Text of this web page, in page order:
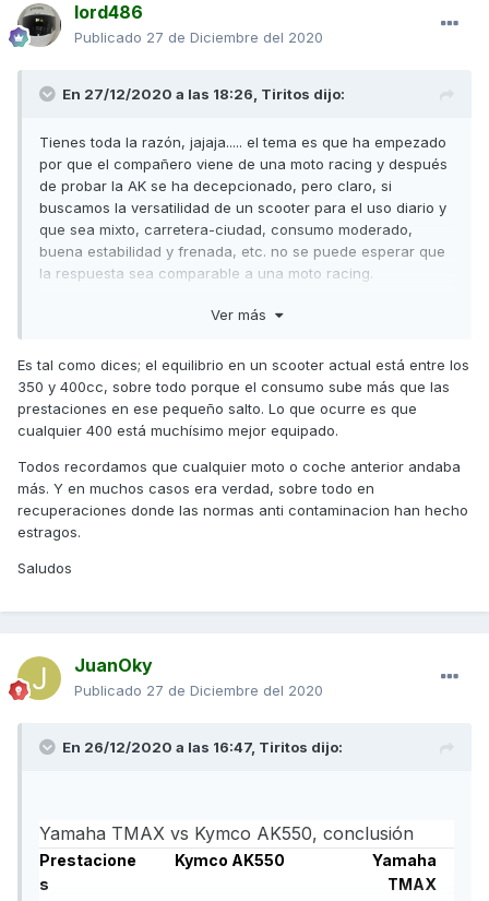
lord486
Publicado 27 de Diciembre del 2020
En 27/12/2020 a las 18:26, Tiritos dijo:
Tienes toda la razón, jajaja..... el tema es que ha empezado
por que el compañero viene de una moto racing y después
de probar la AK se ha decepcionado, pero claro, si
buscamos la versatilidad de un scooter para el uso diario y
que sea mixto, carretera-ciudad, consumo moderado,
buena estabilidad y frenada, etc. no se puede esperar que
la respuesta sea comparable a una moto racing.
Mi opinión es que la mejor relación calidad-precio está en
que define la respuesta de un scooter. y te puede
sorprender gratamente si vienes de un sector de cilindrada
inferior o de menos prestaciones motor, pero viniendo de
un sector superior en prestaciones no se puede esperar
más que lo que ha comentado el compañero.
Un saludo
Ver más
Es tal como dices; el equilibrio en un scooter actual está entre los
350 y 400cc, sobre todo porque el consumo sube más que las
prestaciones en ese pequeño salto. Lo que ocurre es que
cualquier 400 está muchísimo mejor equipado.
Todos recordamos que cualquier moto o coche anterior andaba
más. Y en muchos casos era verdad, sobre todo en
recuperaciones donde las normas anti contaminacion han hecho
estragos.
Saludos
JuanOky
Publicado 27 de Diciembre del 2020
En 26/12/2020 a las 16:47, Tiritos dijo:
Yamaha TMAX vs Kymco AK550, conclusión
Prestacione
s
Kymco AK550
Yamaha
TMAX